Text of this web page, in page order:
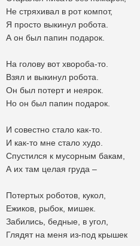
Не стряхивал в рот компот,
Я просто выкинул робота.
А он был папин подарок.
На голову вот хвороба-то.
Взял и выкинул робота.
Он был потерт и неярок.
Но он был папин подарок.
И совестно стало как-то.
И как-то мне стало худо.
Спустился к мусорным бакам,
А их там целая груда –
Потертых роботов, кукол,
Ежиков, рыбок, мишек.
Забились, бедные, в угол,
Глядят на меня из-под крышек